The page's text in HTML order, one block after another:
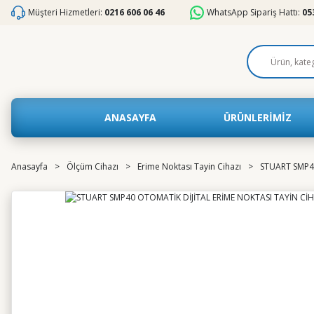
Müşteri Hizmetleri: 0216 606 06 46 WhatsApp Sipariş Hattı:
ANASAYFA ÜRÜNLERİMİZ
Anasayfa Ölçüm Cihazı Erime Noktası Tayin Cihazı STUART